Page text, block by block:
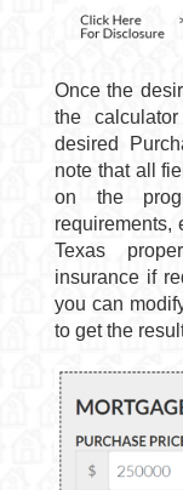
Once the
the
desired
note that all
on the
requirements,
Texas
insurance if
you can
to get the